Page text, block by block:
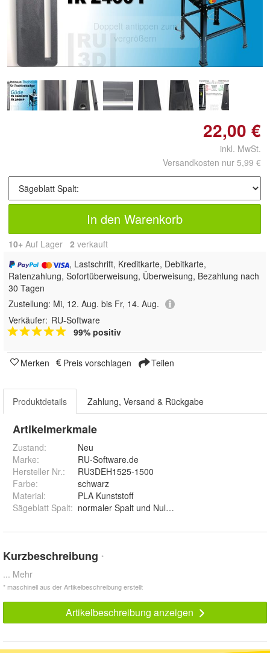
Doppelt antippen zum
vergrößern
22,00 €
inkl. MwSt.
Versandkosten nur 5,99 €
In den Warenkorb
10+ Auf Lager 2 verkauft
, Lastschrift, Kreditkarte, Debitkarte,
Ratenzahlung, Sofortüberweisung, Überweisung, Bezahlung nach
30 Tagen
Zustellung: Mi, 12. Aug. bis Fr, 14. Aug.
Verkäufer: RU-Software
99% positiv
Merken Preis vorschlagen Teilen
Produktdetails Zahlung, Versand & Rückgabe
Artikelmerkmale
Zustand:
Neu
Marke:
RU-Software.de
Hersteller Nr.:
RU3DEH1525-1500
Farbe:
schwarz
Material:
PLA Kunststoff
Sägeblatt Spalt: normaler Spalt und Null Spalt, Zero Gap
Kurzbeschreibung *
... Mehr
* maschinell aus der Artikelbeschreibung erstellt
Artikelbeschreibung anzeigen